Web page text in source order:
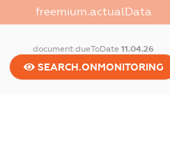
freemium.actualData
document.dueToDate11.04.26
SEARCH.ONMONITORING